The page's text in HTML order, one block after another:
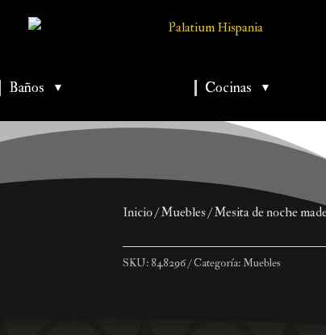
Baños ▼ Cocinas ▼
Inicio/Muebles / Mesita de noche
SKU: 848296 Categoría:Muebles